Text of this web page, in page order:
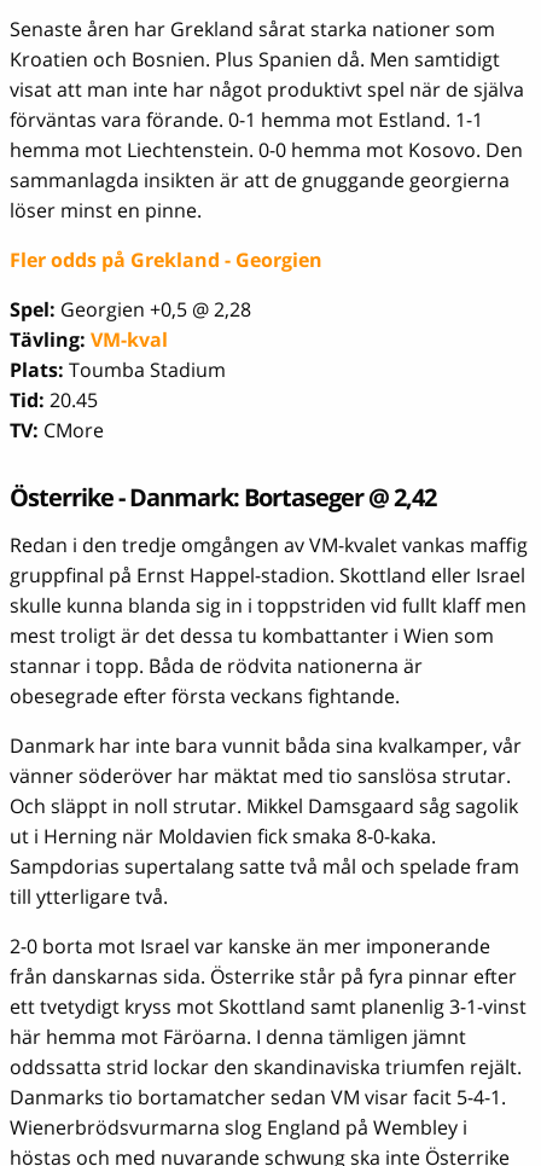
Senaste åren har Grekland sårat starka nationer som
Kroatien och Bosnien. Plus Spanien då. Men samtidigt
visat att man inte har något produktivt spel när de själva
förväntas vara förande. 0-1 hemma mot Estland. 1-1
hemma mot Liechtenstein. 0-0 hemma mot Kosovo. Den
sammanlagda insikten är att de gnuggande georgierna
löser minst en pinne.
Fler odds på Grekland - Georgien
Spel: Georgien +0,5 @ 2,28
Tävling: VM-kval
Plats: Toumba Stadium
Tid: 20.45
TV: CMore
Österrike - Danmark: Bortaseger @ 2,42
Redan i den tredje omgången av VM-kvalet vankas maffig
gruppfinal på Ernst Happel-stadion. Skottland eller Israel
skulle kunna blanda sig in i toppstriden vid fullt klaff men
mest troligt är det dessa tu kombattanter i Wien som
stannar i topp. Båda de rödvita nationerna är
obesegrade efter första veckans fightande.
Danmark har inte bara vunnit båda sina kvalkamper, vår
vänner söderöver har mäktat med tio sanslösa strutar.
Och släppt in noll strutar. Mikkel Damsgaard såg sagolik
ut i Herning när Moldavien fick smaka 8-0-kaka.
Sampdorias supertalang satte två mål och spelade fram
till ytterligare två.
2-0 borta mot Israel var kanske än mer imponerande
från danskarnas sida. Österrike står på fyra pinnar efter
ett tvetydigt kryss mot Skottland samt planenlig 3-1-vinst
här hemma mot Färöarna. I denna tämligen jämnt
oddssatta strid lockar den skandinaviska triumfen rejält.
Danmarks tio bortamatcher sedan VM visar facit 5-4-1.
Wienerbrödsvurmarna slog England på Wembley i
höstas och med nuvarande schwung ska inte Österrike